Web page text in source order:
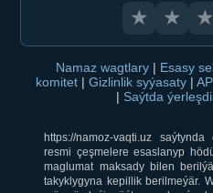
★ ★ ★
Namaz wagtlary | Esasy
komitet | Gizlinlik syýasaty |
| Saýtda
https://namoz-vaqti.uz
resmi çeşmelere esaslanyp
maglumat maksady bilen
takyklygyna kepillik berilmeýär.